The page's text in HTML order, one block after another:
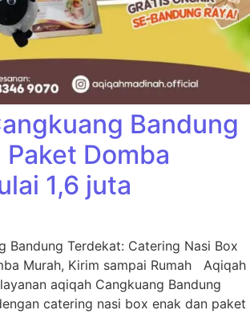
Bandung
Domba
1,6 juta
Bandung Terdekat: Catering Nasi Box
Murah, Kirim sampai Rumah Aqiqah
aqiqah Cangkuang Bandung
catering nasi box enak dan paket